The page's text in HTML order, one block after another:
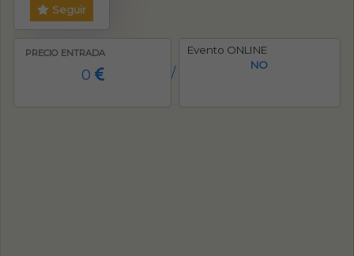
Seguir
PRECIO ENTRADA
0 /
Evento ONLINE
NO